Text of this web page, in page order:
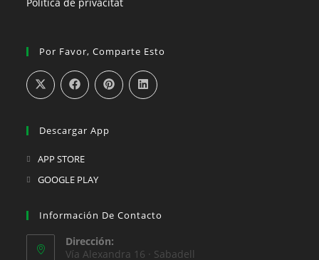
Por Favor, Comparte Esto
Descargar App
APP STORE
GOOGLE PLAY
Información De Contacto
Dirección:
Vía Alexandra 16 · Sabadell